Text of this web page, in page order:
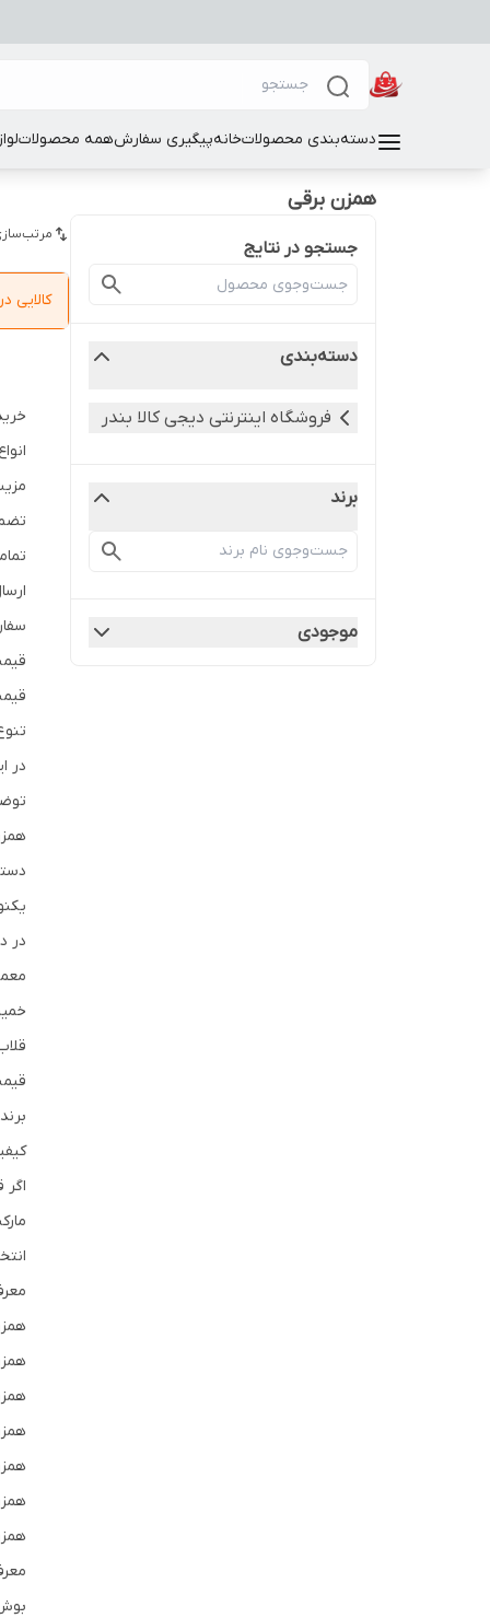
دسته‌بندی محصولاتخانهپیگیری سفارشهمه محصولات
همزن برقی
جستجو در نتایج
دسته‌بندی
فروشگاه اینترنتی دیجی کالا بندر
برند
موجودی
در
در